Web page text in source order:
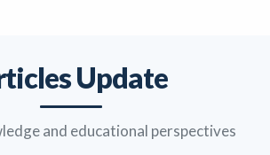
Update
and educational perspectives